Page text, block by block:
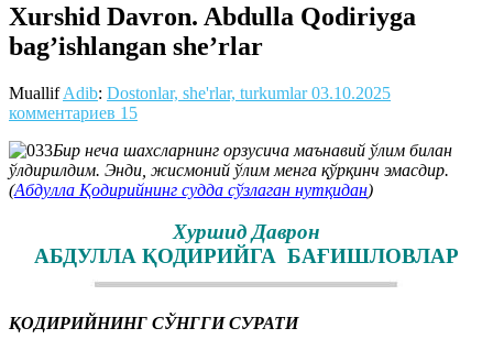
Xurshid Davron. Abdulla Qodiriyga
bag’ishlangan she’rlar
MuallifAdib: Dostonlar, she'rlar, turkumlar 03.10.2025
комментариев 15
Бир неча шахсларнинг орзусича маънавий ўлим билан
ўлдирилдим. Энди, жисмоний ўлим менга қўрқинч эмасдир.
(Абдулла Қодирийнинг судда сўзлаган нутқидан)
Хуршид Даврон
АБДУЛЛА ҚОДИРИЙГА БАҒИШЛОВЛАР
ҚОДИРИЙНИНГ СЎНГГИ СУРАТИ